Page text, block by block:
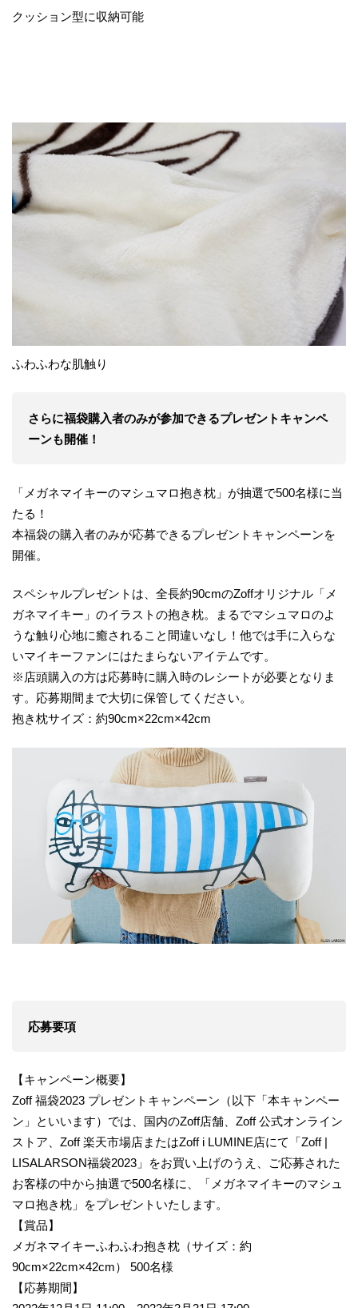
クッション型に収納可能
ふわふわな肌触り
さらに福袋購入者のみが参加できるプレゼントキャンペ
ーンも開催！
「メガネマイキーのマシュマロ抱き枕」が抽選で500名様に当
たる！
本福袋の購入者のみが応募できるプレゼントキャンペーンを
開催。
スペシャルプレゼントは、全長約90cmのZoffオリジナル「メ
ガネマイキー」のイラストの抱き枕。まるでマシュマロのよ
うな触り心地に癒されること間違いなし！他では手に入らな
いマイキーファンにはたまらないアイテムです。
※店頭購入の方は応募時に購入時のレシートが必要となりま
す。応募期間まで大切に保管してください。
抱き枕サイズ：約90cm×22cm×42cm
応募要項
【キャンペーン概要】
Zoff 福袋2023 プレゼントキャンペーン（以下「本キャンペー
ン」といいます）では、国内のZoff店舗、Zoff 公式オンライン
ストア、Zoff 楽天市場店またはZoff i LUMINE店にて「Zoff |
LISALARSON福袋2023」をお買い上げのうえ、ご応募された
お客様の中から抽選で500名様に、「メガネマイキーのマシュ
マロ抱き枕」をプレゼントいたします。
【賞品】
メガネマイキーふわふわ抱き枕（サイズ：約
90cm×22cm×42cm） 500名様
【応募期間】